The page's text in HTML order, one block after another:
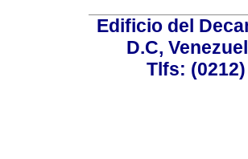
Edificio del
D.C,
Tlfs: